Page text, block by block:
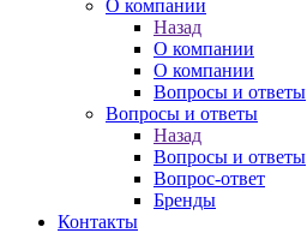
О компании
Назад
О компании
О компании
Вопросы и ответы
Вопросы и ответы
Назад
Вопросы и ответы
Вопрос-ответ
Бренды
Контакты